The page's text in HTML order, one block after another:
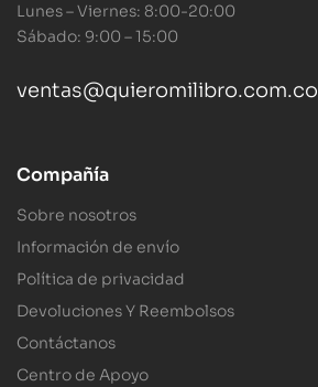
Lunes – Viernes: 8:00-20:00
Sábado: 9:00 – 15:00
ventas@quieromilibro.com.co
Compañía
Sobre nosotros
Información de envío
Política de privacidad
Devoluciones Y Reembolsos
Contáctanos
Centro de Apoyo